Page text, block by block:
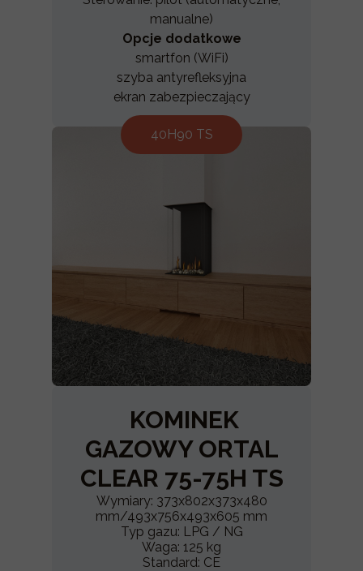
40H90 TS
manualne)
Opcje dodatkowe
smartfon (WiFi)
szyba antyrefleksyjna
ekran zabezpieczający
KOMINEK
GAZOWY ORTAL
CLEAR 75-75H TS
Wymiary: 373x802x373x480
mm/493x756x493x605 mm
Typ gazu: LPG / NG
Waga: 125 kg
Standard: CE